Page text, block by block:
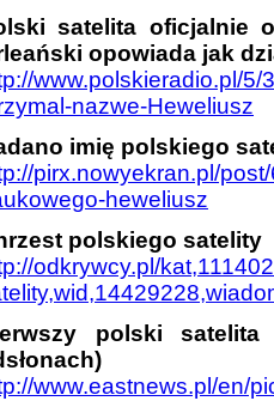
satelita oficjalnie
opowiada jak
www.polskieradio.pl/
nazwe-Heweliusz
imię polskiego
pirx.nowyekran.pl/
heweliusz
polskiego satelity
odkrywcy.pl/
polski
www.eastnews.pl/en/